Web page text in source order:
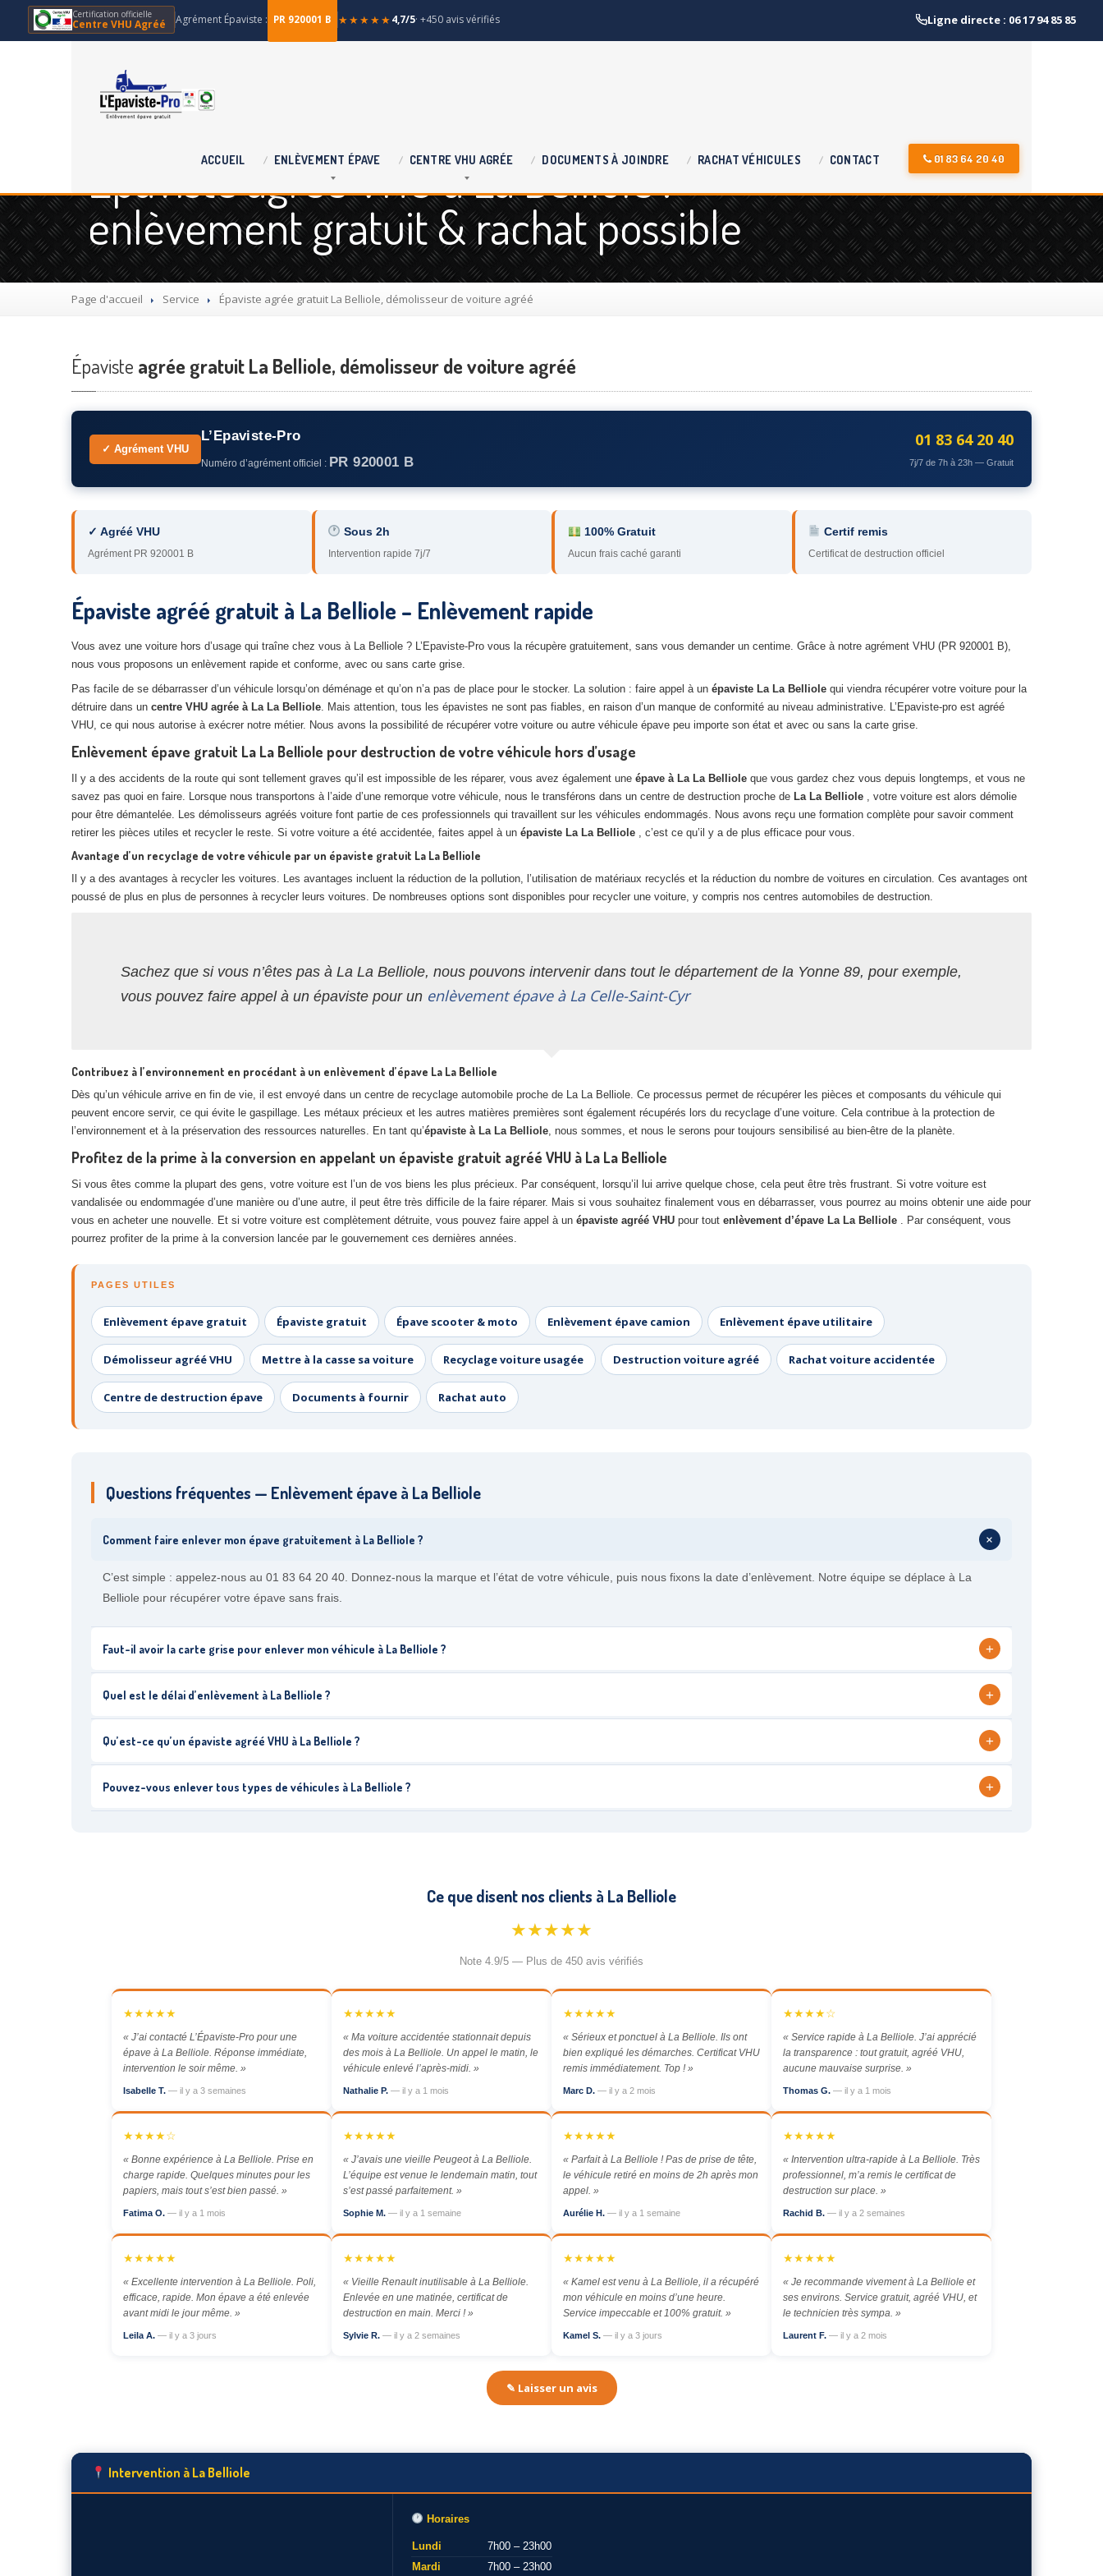
Certification officielle
Centre VHU Agréé Agrément Épaviste : PR 920001 B ★★★★★4,7/5· +450 avis vérifiés Ligne directe : 06 17 94 85 85
ACCUEIL ENLÈVEMENT ÉPAVE CENTRE VHU AGRÉE DOCUMENTS À JOINDRE RACHAT VÉHICULES CONTACT 01 83 64 20 40
Épaviste agréé VHU à La Belliole :
enlèvement gratuit & rachat possible
Page d'accueil Service Épaviste agrée gratuit La Belliole, démolisseur de voiture agréé
Épaviste agrée gratuit La Belliole, démolisseur de voiture agréé
✓ Agrément VHU
L’Epaviste-Pro
Numéro d’agrément officiel : PR 920001 B
01 83 64 20 40
7j/7 de 7h à 23h — Gratuit
✓ Agréé VHU
Agrément PR 920001 B
Sous 2h
Intervention rapide 7j/7
100% Gratuit
Aucun frais caché garanti
Certif remis
Certificat de destruction officiel
Épaviste agréé gratuit à La Belliole – Enlèvement rapide
Vous avez une voiture hors d’usage qui traîne chez vous à La Belliole ? L’Epaviste-Pro vous la récupère gratuitement, sans vous demander un centime. Grâce à notre agrément VHU (PR 920001 B),
nous vous proposons un enlèvement rapide et conforme, avec ou sans carte grise.
Pas facile de se débarrasser d’un véhicule lorsqu’on déménage et qu’on n’a pas de place pour le stocker. La solution : faire appel à un épaviste La La Belliole qui viendra récupérer votre voiture pour la
détruire dans un centre VHU agrée à La La Belliole. Mais attention, tous les épavistes ne sont pas fiables, en raison d’un manque de conformité au niveau administrative. L’Epaviste-pro est agréé
VHU, ce qui nous autorise à exécrer notre métier. Nous avons la possibilité de récupérer votre voiture ou autre véhicule épave peu importe son état et avec ou sans la carte grise.
Enlèvement épave gratuit La La Belliole pour destruction de votre véhicule hors d’usage
Il y a des accidents de la route qui sont tellement graves qu’il est impossible de les réparer, vous avez également une épave à La La Belliole que vous gardez chez vous depuis longtemps, et vous ne
savez pas quoi en faire. Lorsque nous transportons à l’aide d’une remorque votre véhicule, nous le transférons dans un centre de destruction proche de La La Belliole , votre voiture est alors démolie
pour être démantelée. Les démolisseurs agréés voiture font partie de ces professionnels qui travaillent sur les véhicules endommagés. Nous avons reçu une formation complète pour savoir comment
retirer les pièces utiles et recycler le reste. Si votre voiture a été accidentée, faites appel à un épaviste La La Belliole , c’est ce qu’il y a de plus efficace pour vous.
Avantage d’un recyclage de votre véhicule par un épaviste gratuit La La Belliole
Il y a des avantages à recycler les voitures. Les avantages incluent la réduction de la pollution, l’utilisation de matériaux recyclés et la réduction du nombre de voitures en circulation. Ces avantages ont
poussé de plus en plus de personnes à recycler leurs voitures. De nombreuses options sont disponibles pour recycler une voiture, y compris nos centres automobiles de destruction.
Sachez que si vous n’êtes pas à La La Belliole, nous pouvons intervenir dans tout le département de la Yonne 89, pour exemple,
vous pouvez faire appel à un épaviste pour un enlèvement épave à La Celle-Saint-Cyr
Contribuez à l’environnement en procédant à un enlèvement d’épave La La Belliole
Dès qu’un véhicule arrive en fin de vie, il est envoyé dans un centre de recyclage automobile proche de La La Belliole. Ce processus permet de récupérer les pièces et composants du véhicule qui
peuvent encore servir, ce qui évite le gaspillage. Les métaux précieux et les autres matières premières sont également récupérés lors du recyclage d’une voiture. Cela contribue à la protection de
l’environnement et à la préservation des ressources naturelles. En tant qu’épaviste à La La Belliole, nous sommes, et nous le serons pour toujours sensibilisé au bien-être de la planète.
Profitez de la prime à la conversion en appelant un épaviste gratuit agréé VHU à La La Belliole
Si vous êtes comme la plupart des gens, votre voiture est l’un de vos biens les plus précieux. Par conséquent, lorsqu’il lui arrive quelque chose, cela peut être très frustrant. Si votre voiture est
vandalisée ou endommagée d’une manière ou d’une autre, il peut être très difficile de la faire réparer. Mais si vous souhaitez finalement vous en débarrasser, vous pourrez au moins obtenir une aide pour
vous en acheter une nouvelle. Et si votre voiture est complètement détruite, vous pouvez faire appel à un épaviste agréé VHU pour tout enlèvement d’épave La La Belliole . Par conséquent, vous
pourrez profiter de la prime à la conversion lancée par le gouvernement ces dernières années.
PAGES UTILES
Enlèvement épave gratuit Épaviste gratuit Épave scooter & moto Enlèvement épave camion Enlèvement épave utilitaire
Démolisseur agréé VHU Mettre à la casse sa voiture Recyclage voiture usagée Destruction voiture agréé Rachat voiture accidentée
Centre de destruction épave Documents à fournir Rachat auto
Questions fréquentes — Enlèvement épave à La Belliole
Comment faire enlever mon épave gratuitement à La Belliole ? +
C’est simple : appelez-nous au 01 83 64 20 40. Donnez-nous la marque et l’état de votre véhicule, puis nous fixons la date d’enlèvement. Notre équipe se déplace à La
Belliole pour récupérer votre épave sans frais.
Faut-il avoir la carte grise pour enlever mon véhicule à La Belliole ? +
Quel est le délai d’enlèvement à La Belliole ? +
Qu’est-ce qu’un épaviste agréé VHU à La Belliole ? +
Pouvez-vous enlever tous types de véhicules à La Belliole ? +
Ce que disent nos clients à La Belliole
★★★★★
Note 4.9/5 — Plus de 450 avis vérifiés
★★★★★
« J’ai contacté L’Épaviste-Pro pour une
épave à La Belliole. Réponse immédiate,
intervention le soir même. »
Isabelle T. — il y a 3 semaines
★★★★★
« Ma voiture accidentée stationnait depuis
des mois à La Belliole. Un appel le matin, le
véhicule enlevé l’après-midi. »
Nathalie P. — il y a 1 mois
★★★★★
« Sérieux et ponctuel à La Belliole. Ils ont
bien expliqué les démarches. Certificat VHU
remis immédiatement. Top ! »
Marc D. — il y a 2 mois
★★★★☆
« Service rapide à La Belliole. J’ai apprécié
la transparence : tout gratuit, agréé VHU,
aucune mauvaise surprise. »
Thomas G. — il y a 1 mois
★★★★☆
« Bonne expérience à La Belliole. Prise en
charge rapide. Quelques minutes pour les
papiers, mais tout s’est bien passé. »
Fatima O. — il y a 1 mois
★★★★★
« J’avais une vieille Peugeot à La Belliole.
L’équipe est venue le lendemain matin, tout
s’est passé parfaitement. »
Sophie M. — il y a 1 semaine
★★★★★
« Parfait à La Belliole ! Pas de prise de tête,
le véhicule retiré en moins de 2h après mon
appel. »
Aurélie H. — il y a 1 semaine
★★★★★
« Intervention ultra-rapide à La Belliole. Très
professionnel, m’a remis le certificat de
destruction sur place. »
Rachid B. — il y a 2 semaines
★★★★★
« Excellente intervention à La Belliole. Poli,
efficace, rapide. Mon épave a été enlevée
avant midi le jour même. »
Leila A. — il y a 3 jours
★★★★★
« Vieille Renault inutilisable à La Belliole.
Enlevée en une matinée, certificat de
destruction en main. Merci ! »
Sylvie R. — il y a 2 semaines
★★★★★
« Kamel est venu à La Belliole, il a récupéré
mon véhicule en moins d’une heure.
Service impeccable et 100% gratuit. »
Kamel S. — il y a 3 jours
★★★★★
« Je recommande vivement à La Belliole et
ses environs. Service gratuit, agréé VHU, et
le technicien très sympa. »
Laurent F. — il y a 2 mois
✎ Laisser un avis
Intervention à La Belliole
Horaires
Lundi
7h00 – 23h00
Mardi
7h00 – 23h00